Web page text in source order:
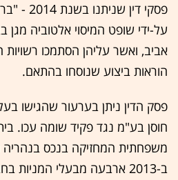
פסקי דין
על-ידי שופט המיסוי אלטוביה
אביב, ואשר עליהן הסתמכו
הוראות ביצוע שנוסחו בהתאם.
פסק הדין ניתן בערעור שהגישו
חוסן בע"מ נגד פקיד שומה עכו.
משפחתית המחזיקה בנכס
ב-2013 ארבעה מבעלי